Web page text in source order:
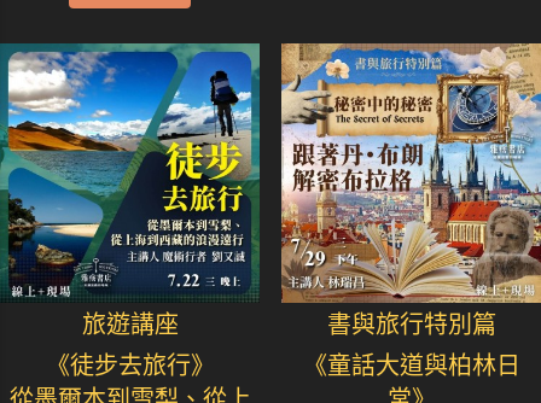
旅遊講座
《徒步去旅行》
書與旅行特別篇
《童話大道與柏林日